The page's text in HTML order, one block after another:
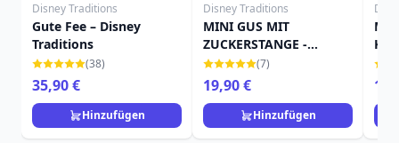
Disney Traditions
Gute Fee – Disney
Traditions
(38)
35,90 €
Hinzufügen
Disney Traditions
MINI GUS MIT
ZUCKERSTANGE -
DISNEY TRADITIONS
(7)
19,90 €
Hinzufügen